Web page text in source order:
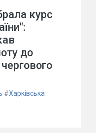
курс
до
#Харківська